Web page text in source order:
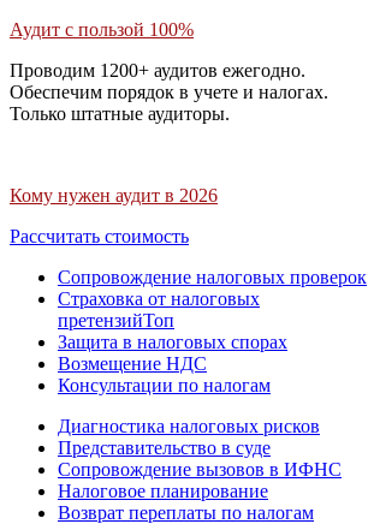
Аудит с пользой 100%
Проводим 1200+ аудитов ежегодно.
Обеспечим порядок в учете и налогах.
Только штатные аудиторы.
Кому нужен аудит в 2026
Рассчитать стоимость
Сопровождение налоговых проверок
Страховка от налоговых
претензийТоп
Защита в налоговых спорах
Возмещение НДС
Консультации по налогам
Диагностика налоговых рисков
Представительство в суде
Сопровождение вызовов в ИФНС
Налоговое планирование
Возврат переплаты по налогам